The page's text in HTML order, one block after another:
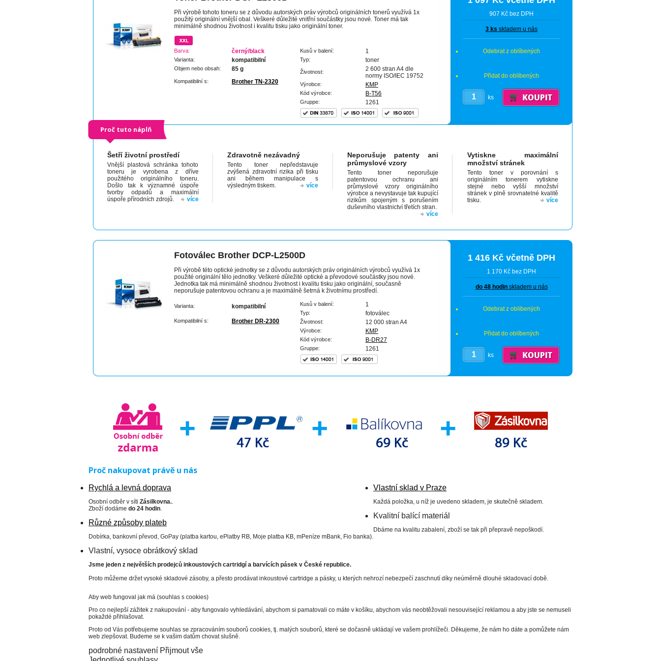
Při výrobě tohoto toneru se z důvodu autorských práv výrobců originálních tonerů využívá 1x
použitý originální vnější obal. Veškeré důležité vnitřní součástky jsou nové. Toner má tak
minimálně shodnou životnost i kvalitu tisku jako originální toner.
Barva: černý/black
Varianta: kompatibilní
Objem nebo obsah: 85 g
Kompatibilní s: Brother TN-2320
Kusů v balení: 1
Typ: toner
Životnost:
2 600 stran A4 dle
normy ISO/IEC 19752
Výrobce: KMP
Kód výrobce: B-T56
Gruppe: 1261
907 Kč bez DPH
3 ks skladem u nás
Odebrat z oblíbených
Přidat do oblíbených
ks
Proč tuto náplň
Šetří životní prostředí
Vnější plastová schránka tohoto
toneru je vyrobena z dříve
použitého originálního toneru.
Došlo tak k významné úspoře
tvorby odpadů a maximální
úspoře přírodních zdrojů.
více
Zdravotně nezávadný
Tento toner nepředstavuje
zvýšená zdravotní rizika při tisku
ani během manipulace s
výsledným tiskem.
více
Neporušuje patenty ani
průmyslové vzory
Tento toner neporušuje
patentovou ochranu ani
průmyslové vzory originálního
výrobce a nevystavuje tak kupující
rizikům spojeným s porušením
duševního vlastnictví třetích stran.
více
Vytiskne maximální
množství stránek
Tento toner v porovnání s
originálním tonerem vytiskne
stejné nebo vyšší množství
stránek v plně srovnatelné kvalitě
tisku.
více
Fotoválec Brother DCP-L2500D
Při výrobě této optické jednotky se z důvodu autorských práv originálních výrobců využívá 1x
použité originální tělo jednotky. Veškeré důležité optické a převodové součástky jsou nové.
Jednotka tak má minimálně shodnou životnost i kvalitu tisku jako originální, současně
neporušuje patentovou ochranu a je maximálně šetrná k životnímu prostředí.
Varianta: kompatibilní
Kompatibilní s: Brother DR-2300
Kusů v balení: 1
Typ: fotoválec
Životnost: 12 000 stran A4
Výrobce: KMP
Kód výrobce: B-DR27
Gruppe: 1261
1 416 Kč včetně DPH
1 170 Kč bez DPH
do 48 hodinskladem u nás
Odebrat z oblíbených
Přidat do oblíbených
ks
Proč nakupovat právě u nás
Rychlá a levná doprava
Osobní odběr v síti Zásilkovna..
Zboží dodáme do 24 hodin.
Různé způsoby plateb
Dobírka, bankovní převod, GoPay (platba kartou, ePlatby RB, Moje platba KB, mPeníze mBank, Fio banka).
Vlastní sklad v Praze
Každá položka, u níž je uvedeno skladem, je skutečně skladem.
Kvalitní balící materiál
Dbáme na kvalitu zabalení, zboží se tak při přepravě nepoškodí.
Vlastní, vysoce obrátkový sklad
Jsme jeden z největších prodejců inkoustových cartridgí a barvících pásek v České republice.
Proto můžeme držet vysoké skladové zásoby, a přesto prodávat inkoustové cartridge a pásky, u kterých nehrozí nebezpečí zaschnutí díky neúměrně dlouhé skladovací době.
Aby web fungoval jak má (souhlas s cookies)
Pro co nejlepší zážitek z nakupování - aby fungovalo vyhledávání, abychom si pamatovali co máte v košíku, abychom vás neobtěžovali nesouvisející reklamou a aby jste se nemuseli
pokaždé přihlašovat.
Proto od Vás potřebujeme souhlas se zpracováním souborů cookies, tj. malých souborů, které se dočasně ukládají ve vašem prohlížeči. Děkujeme, že nám ho dáte a pomůžete nám
web zlepšovat. Budeme se k vašim datům chovat slušně.
podrobné nastavení Přijmout vše